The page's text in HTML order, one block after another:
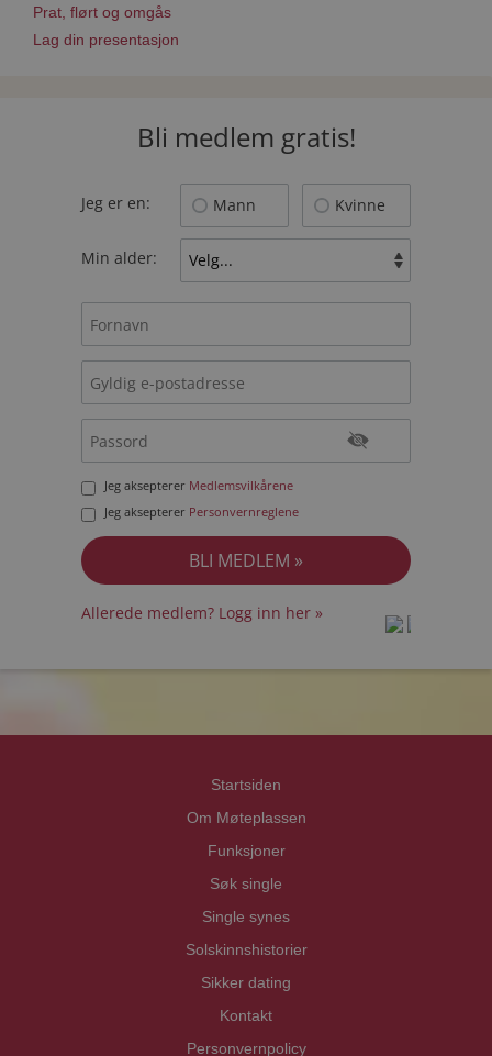
Prat, flørt og omgås
Lag din presentasjon
Bli medlem gratis!
Jeg er en: Mann Kvinne
Min alder:
Jeg aksepterer Medlemsvilkårene
Jeg aksepterer Personvernreglene
Allerede medlem? Logg inn her »
Startsiden
Om Møteplassen
Funksjoner
Søk single
Single synes
Solskinnshistorier
Sikker dating
Kontakt
Personvernpolicy